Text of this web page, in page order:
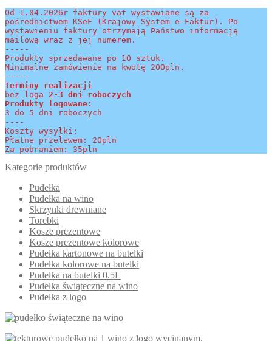
Od 1.04.2026r faktury vat wystawiane są za
pośrednictwem KSeF (Krajowy System e-Faktur). Po
wystawieniu faktury otrzymają Państwo informację
mailową wraz z jej numerem.
-----
Produkty sprzedawane po 10 sztuk.
Minimalne zamówienie na kwotę 200pln.
-----
Terminy realizacji
bez loga 2-3 dni roboczych
Produkty logowane:
3 do 5 dni roboczych
----
Koszty wysyłki:
Płatne przelewem: 20pln
Za pobraniem: 35pln
Kategorie produktów
Pudełka
Pudełka na wino
Skrzynki drewniane
Torebki
Kosze prezentowe
Kosze prezentowe kolorowe
Pudełka kartonowe na butelki
Pudełka kolorowe na butelki
Pudełka na butelki 0.5L
Pudełka świąteczne na wino
Pudełka z logo